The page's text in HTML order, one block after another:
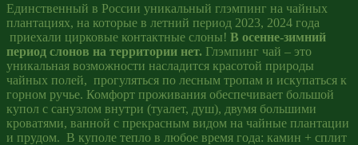
Единственный в России уникальный глэмпинг на чайных
плантациях, на которые в летний период 2023, 2024 года
приехали цирковые контактные слоны! В осенне-зимний
период слонов на территории нет. Глэмпинг чай – это
уникальная возможности насладится красотой природы
чайных полей, прогуляться по лесным тропам и искупаться к
горном ручье. Комфорт проживания обеспечивает большой
купол с санузлом внутри (туалет, душ), двумя большими
кроватями, ванной с прекрасным видом на чайные плантации
и прудом. В куполе тепло в любое время года: камин + сплит